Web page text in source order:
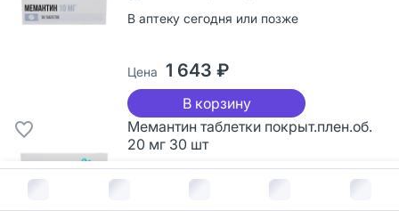
В корзину за руб.
В аптеку сегодня или позже
Цена 1 643 ₽
В корзину
Мемантин таблетки покрыт.плен.об.
20 мг 30 шт
Самовывоз: рецептурный